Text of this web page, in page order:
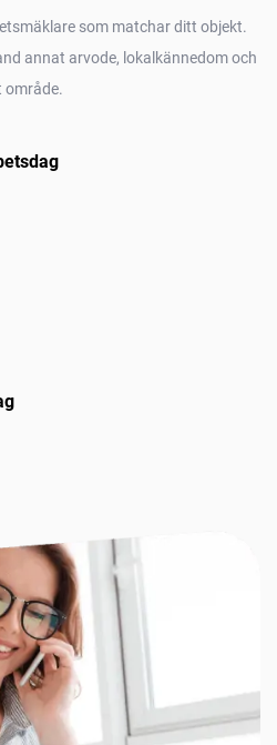
som matchar ditt objekt.
annat arvode, lokalkännedom och